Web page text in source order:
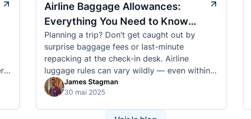
Airline Baggage Allowances:
Everything You Need to Know
Before You Fly
Planning a trip? Don’t get caught out by
surprise baggage fees or last-minute
repacking at the check-in desk. Airline
luggage rules can vary wildly — even within
the same country or alliance. That’s why
we’ve created a detailed set of guides to help
James Stagman
30 mai 2025